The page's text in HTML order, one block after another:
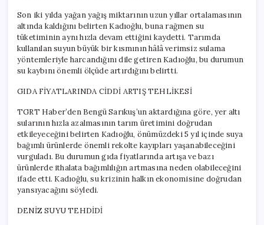
Son iki yılda yağan yağış miktarının uzun yıllar ortalamasının
altında kaldığını belirten Kadıoğlu, buna rağmen su
tüketiminin aynı hızla devam ettiğini kaydetti. Tarımda
kullanılan suyun büyük bir kısmının hâlâ verimsiz sulama
yöntemleriyle harcandığını dile getiren Kadıoğlu, bu durumun
su kaybını önemli ölçüde artırdığını belirtti.
GIDA FİYATLARINDA CİDDİ ARTIŞ TEHLİKESİ
TGRT Haber’den Bengü Sarıkuş’un aktardığına göre, yer altı
sularının hızla azalmasının tarım üretimini doğrudan
etkileyeceğini belirten Kadıoğlu, önümüzdeki 5 yıl içinde suya
bağımlı ürünlerde önemli rekolte kayıpları yaşanabileceğini
vurguladı. Bu durumun gıda fiyatlarında artışa ve bazı
ürünlerde ithalata bağımlılığın artmasına neden olabileceğini
ifade etti. Kadıoğlu, su krizinin halkın ekonomisine doğrudan
yansıyacağını söyledi.
DENİZ SUYU TEHDİDİ